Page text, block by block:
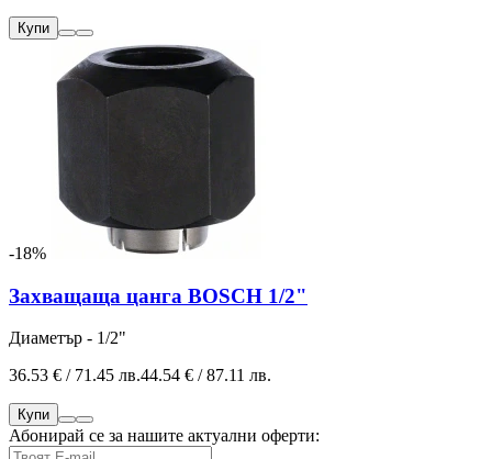
Купи
-18%
Захващаща цанга BOSCH 1/2"
Диаметър - 1/2"
36.53 € / 71.45 лв.44.54 € / 87.11 лв.
Купи
Абонирай се за нашите актуални оферти: